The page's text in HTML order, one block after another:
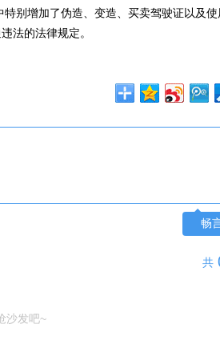
别增加了伪造、变造、买卖驾驶证以及使
法的法律规定。
畅
共
沙发吧~